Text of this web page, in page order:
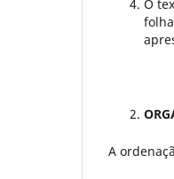
O
A